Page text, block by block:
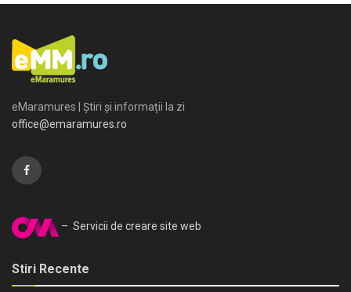
eMaramures | Știri și informații la zi
office@emaramures.ro
– Servicii de creare site web
Stiri Recente